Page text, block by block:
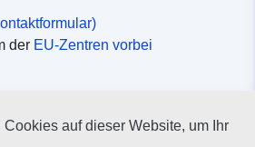
der EU-Zentren vorbei
auf dieser Website, um Ihr